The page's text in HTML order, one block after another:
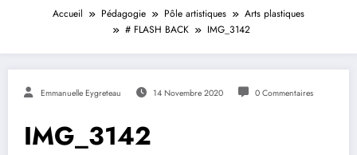
Accueil Pédagogie Pôle artistiques
Arts plastiques
# FLASH BACK
IMG_3142
Emmanuelle Eygreteau 14 Novembre 2020 0 Commentaires
IMG_3142